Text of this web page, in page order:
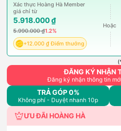
Xác thực Hoàng Hà Member
giá chỉ từ
5.918.000 ₫
5.990.000 ₫1.2%
+12.000 ₫ Điểm thưởng
Hoặc
ĐĂNG KÝ NHẬN
Đăng ký nhận thông tin
TRẢ GÓP 0%
Không phí - Duyệt nhanh 10p
ƯU ĐÃI HOÀNG HÀ